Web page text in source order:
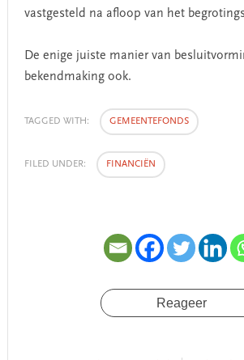
vastgesteld na afloop van het
De enige juiste manier van
bekendmaking ook.
TAGGED WITH: GEMEENTEFONDS
FILED UNDER: FINANCIËN
Reageer